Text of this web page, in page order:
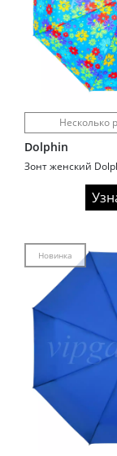
Несколько
Dolphin
Зонт женский
Новинка